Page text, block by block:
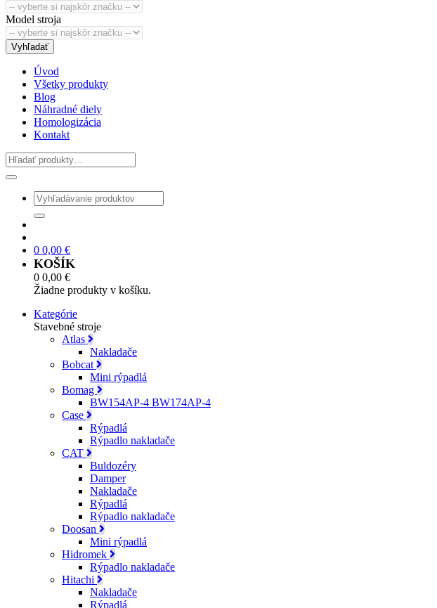
Model stroja
Vyhľadať
Úvod
Všetky produkty
Blog
Náhradné diely
Homologizácia
Kontakt
0 0,00 €
KOŠÍK
0 0,00 €
Žiadne produkty v košíku.
Kategórie
Stavebné stroje
Atlas
Nakladače
Bobcat
Mini rýpadlá
Bomag
BW154AP-4 BW174AP-4
Case
Rýpadlá
Rýpadlo nakladače
CAT
Buldozéry
Damper
Nakladače
Rýpadlá
Rýpadlo nakladače
Doosan
Mini rýpadlá
Hidromek
Rýpadlo nakladače
Hitachi
Nakladače
Rýpadlá